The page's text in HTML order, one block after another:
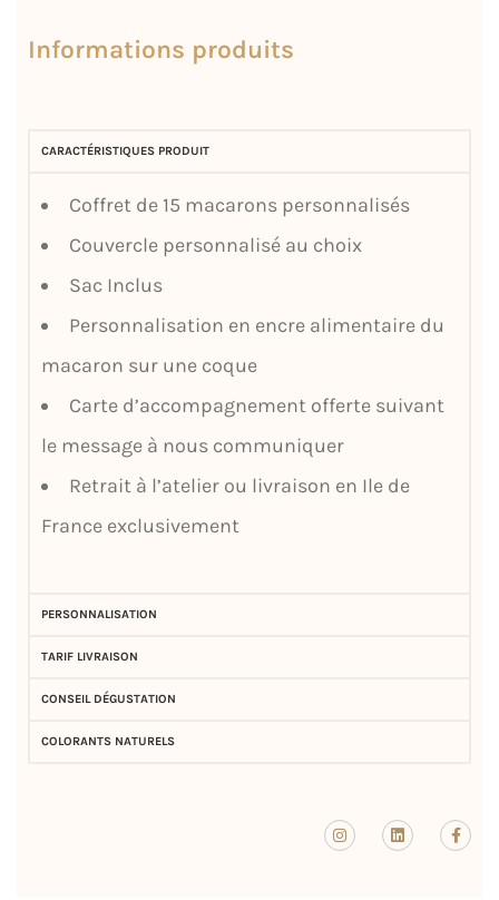
Informations produits
CARACTÉRISTIQUES PRODUIT
Coffret de 15 macarons personnalisés
Couvercle personnalisé au choix
Sac Inclus
Personnalisation en encre alimentaire du
macaron sur une coque
Carte d’accompagnement offerte suivant
le message à nous communiquer
Retrait à l’atelier ou livraison en Ile de
France exclusivement
PERSONNALISATION
TARIF LIVRAISON
CONSEIL DÉGUSTATION
COLORANTS NATURELS